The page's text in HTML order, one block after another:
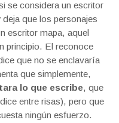
se considera un escritor
que los personajes
escritor mapa, aquel
principio. El reconoce
que no se enclavaría
que simplemente,
lo que escribe, que
entre risas), pero que
ningún esfuerzo.